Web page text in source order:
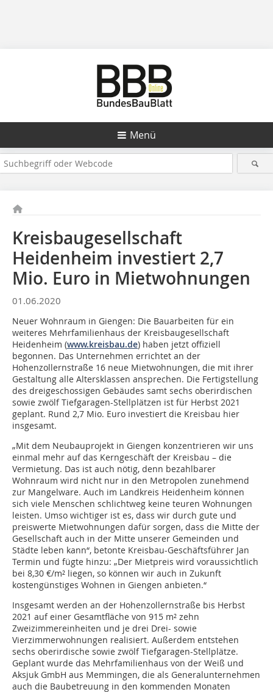
Menü
Kreisbaugesellschaft
Heidenheim investiert 2,7
Mio. Euro in Mietwohnungen
01.06.2020
Neuer Wohnraum in Giengen: Die Bauarbeiten für ein
weiteres Mehrfamilienhaus der Kreisbaugesellschaft
Heidenheim (www.kreisbau.de) haben jetzt offiziell
begonnen. Das Unternehmen errichtet an der
Hohenzollernstraße 16 neue Mietwohnungen, die mit ihrer
Gestaltung alle Altersklassen ansprechen. Die Fertigstellung
des dreigeschossigen Gebäudes samt sechs oberirdischen
sowie zwölf Tiefgaragen-Stellplätzen ist für Herbst 2021
geplant. Rund 2,7 Mio. Euro investiert die Kreisbau hier
insgesamt.
„Mit dem Neubauprojekt in Giengen konzentrieren wir uns
einmal mehr auf das Kerngeschäft der Kreisbau – die
Vermietung. Das ist auch nötig, denn bezahlbarer
Wohnraum wird nicht nur in den Metropolen zunehmend
zur Mangelware. Auch im Landkreis Heidenheim können
sich viele Menschen schlichtweg keine teuren Wohnungen
leisten. Umso wichtiger ist es, dass wir durch gute und
preiswerte Mietwohnungen dafür sorgen, dass die Mitte der
Gesellschaft auch in der Mitte unserer Gemeinden und
Städte leben kann“, betonte Kreisbau-Geschäftsführer Jan
Termin und fügte hinzu: „Der Mietpreis wird voraussichtlich
bei 8,30 €/m² liegen, so können wir auch in Zukunft
kostengünstiges Wohnen in Giengen anbieten.“
Insgesamt werden an der Hohenzollernstraße bis Herbst
2021 auf einer Gesamtfläche von 915 m² zehn
Zweizimmereinheiten und je drei Drei- sowie
Vierzimmerwohnungen realisiert. Außerdem entstehen
sechs oberirdische sowie zwölf Tiefgaragen-Stellplätze.
Geplant wurde das Mehrfamilienhaus von der Weiß und
Aksjuk GmbH aus Memmingen, die als Generalunternehmen
auch die Baubetreuung in den kommenden Monaten